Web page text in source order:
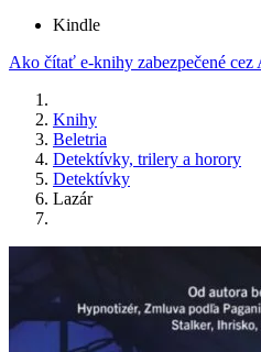
Kindle
Ako čítať e-knihy zabezpečené
Knihy
Beletria
Detektívky, trilery a horory
Detektívky
Lazár